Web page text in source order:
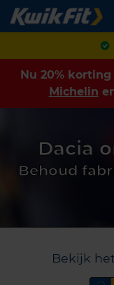
Nu 20% korting
Michelin
Dacia
Behoud
Bekijk